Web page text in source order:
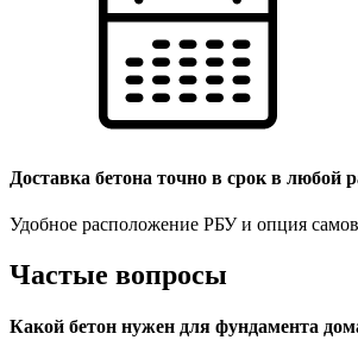
Доставка бетона точно в срок в любой
Удобное расположение РБУ и опция
Частые вопросы
Какой бетон нужен для фундамента